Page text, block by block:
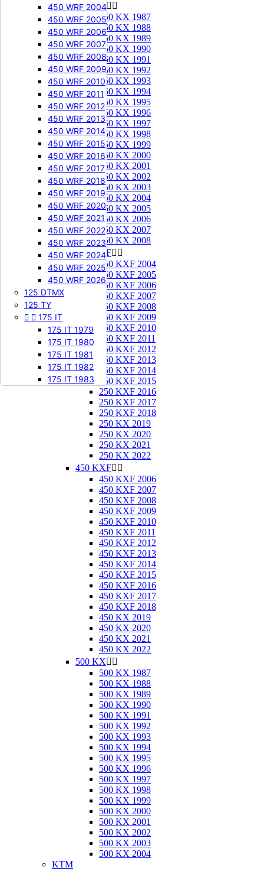
450 WRF 2004
450 WRF 2005
450 WRF 2006
450 WRF 2007
450 WRF 2008
450 WRF 2009
450 WRF 2010
450 WRF 2011
450 WRF 2012
450 WRF 2013
450 WRF 2014
450 WRF 2015
450 WRF 2016
450 WRF 2017
450 WRF 2018
450 WRF 2019
450 WRF 2020
450 WRF 2021
450 WRF 2022
450 WRF 2023
450 WRF 2024
450 WRF 2025
450 WRF 2026
125 DTMX
125 TY
  175 IT
175 IT 1979
175 IT 1980
175 IT 1981
175 IT 1982
175 IT 1983
250 KX 
250 KX 1987
250 KX 1988
250 KX 1989
250 KX 1990
250 KX 1991
250 KX 1992
250 KX 1993
250 KX 1994
250 KX 1995
250 KX 1996
250 KX 1997
250 KX 1998
250 KX 1999
250 KX 2000
250 KX 2001
250 KX 2002
250 KX 2003
250 KX 2004
250 KX 2005
250 KX 2006
250 KX 2007
250 KX 2008
250 KXF 
250 KXF 2004
250 KXF 2005
250 KXF 2006
250 KXF 2007
250 KXF 2008
250 KXF 2009
250 KXF 2010
250 KXF 2011
250 KXF 2012
250 KXF 2013
250 KXF 2014
250 KXF 2015
250 KXF 2016
250 KXF 2017
250 KXF 2018
250 KX 2019
250 KX 2020
250 KX 2021
250 KX 2022
450 KXF 
450 KXF 2006
450 KXF 2007
450 KXF 2008
450 KXF 2009
450 KXF 2010
450 KXF 2011
450 KXF 2012
450 KXF 2013
450 KXF 2014
450 KXF 2015
450 KXF 2016
450 KXF 2017
450 KXF 2018
450 KX 2019
450 KX 2020
450 KX 2021
450 KX 2022
500 KX 
500 KX 1987
500 KX 1988
500 KX 1989
500 KX 1990
500 KX 1991
500 KX 1992
500 KX 1993
500 KX 1994
500 KX 1995
500 KX 1996
500 KX 1997
500 KX 1998
500 KX 1999
500 KX 2000
500 KX 2001
500 KX 2002
500 KX 2003
500 KX 2004
KTM